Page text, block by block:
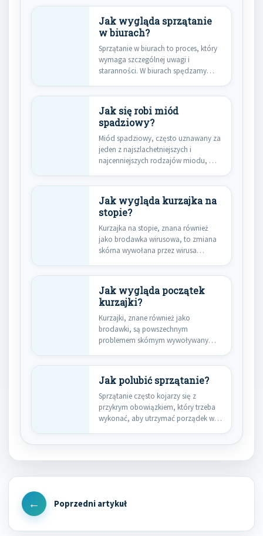
Jak wygląda sprzątanie
w biurach?
Sprzątanie w biurach to proces, który
wymaga szczególnej uwagi i
staranności. W biurach spędzamy
Jak się robi miód
spadziowy?
Miód spadziowy, często uznawany za
jeden z najszlachetniejszych i
najcenniejszych rodzajów miodu, ma
Jak wygląda kurzajka na
stopie?
Kurzajka na stopie, znana również
jako brodawka wirusowa, to zmiana
skórna wywołana przez wirusa
Jak wygląda początek
kurzajki?
Kurzajki, znane również jako
brodawki, są powszechnym
problemem skórnym wywoływanym
Jak polubić sprzątanie?
Sprzątanie często kojarzy się z
przykrym obowiązkiem, który trzeba
wykonać, aby utrzymać porządek w
Nawigacja
wpisu
Previous